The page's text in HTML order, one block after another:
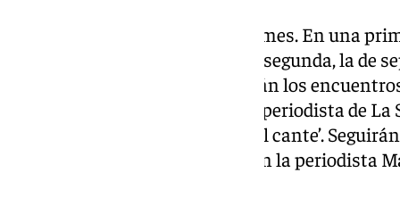
Contará con dos encuentros al mes. En una
meses de abril a junio; y en una segunda, la de
2025. De esta forma, comenzarán los
Carmen Linares y Arcángel y el periodista de
para hablar con ‘Raíces y alas: el cante’.
Montes y Ana Morales junto con la periodista